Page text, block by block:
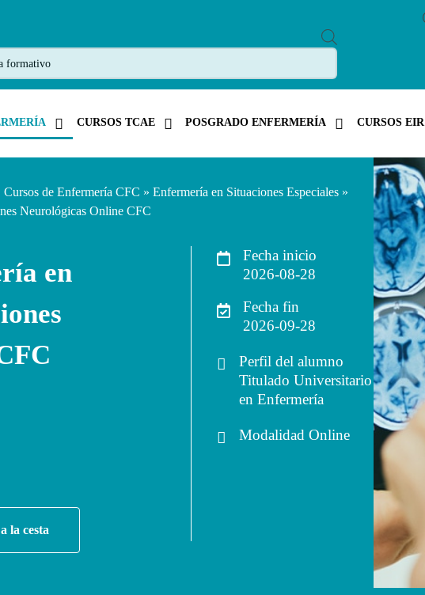
R
D
S
A
H
CURSOS TCAE POSGRADO ENFERMERÍA CURSOS EIR
Cursos de Enfermería CFC » Enfermería en Situaciones Especiales»
Neurológicas Online CFC
en
la cesta
Fecha inicio
2026-08-28
Fecha fin
2026-09-28
Perfil del alumno
Titulado Universitario
en Enfermería
Modalidad Online